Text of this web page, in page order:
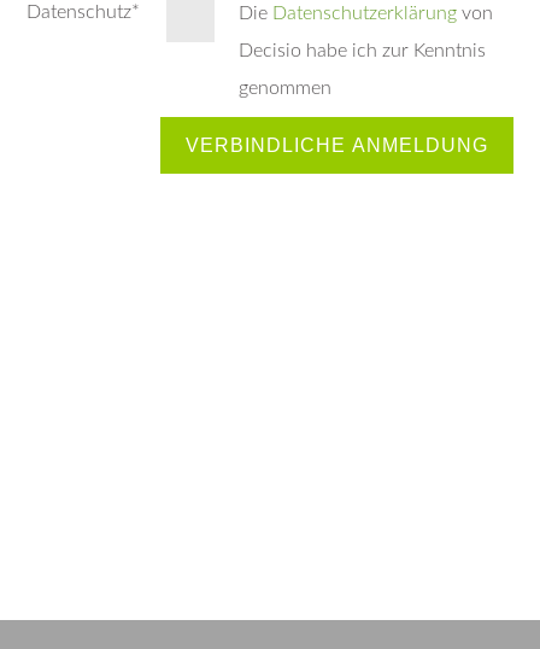
Datenschutz* Die Datenschutzerklärungvon
Decisio habe ich zur Kenntnis
genommen